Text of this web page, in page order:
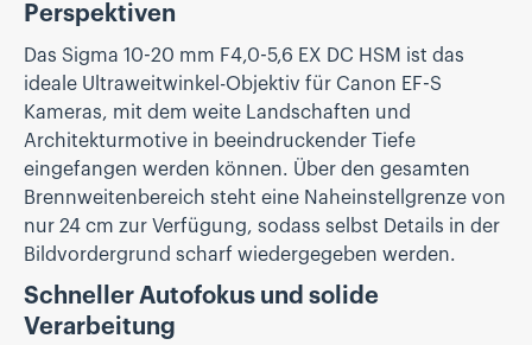
Perspektiven
Das Sigma 10-20 mm F4,0-5,6 EX DC HSM ist das
ideale Ultraweitwinkel-Objektiv für Canon EF-S
Kameras, mit dem weite Landschaften und
Architekturmotive in beeindruckender Tiefe
eingefangen werden können. Über den gesamten
Brennweitenbereich steht eine Naheinstellgrenze von
nur 24 cm zur Verfügung, sodass selbst Details in der
Bildvordergrund scharf wiedergegeben werden.
Schneller Autofokus und solide
Verarbeitung